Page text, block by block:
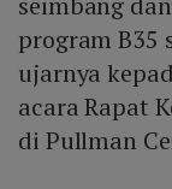
program B35
ujarnya
acara Rapat
di Pullman